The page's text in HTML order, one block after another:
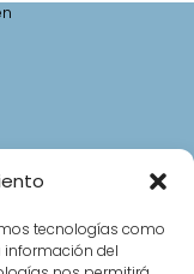
tecnologías como
información del